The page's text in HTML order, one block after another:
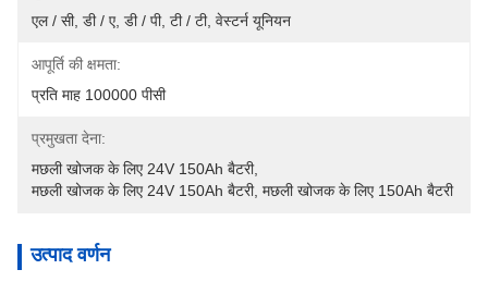
एल / सी, डी / ए, डी / पी, टी / टी, वेस्टर्न यूनियन
आपूर्ति की क्षमता:
प्रति माह 100000 पीसी
प्रमुखता देना:
मछली खोजक के लिए 24V 150Ah बैटरी,
मछली खोजक के लिए 24V 150Ah बैटरी, मछली खोजक के लिए 150Ah बैटरी
उत्पाद वर्णन